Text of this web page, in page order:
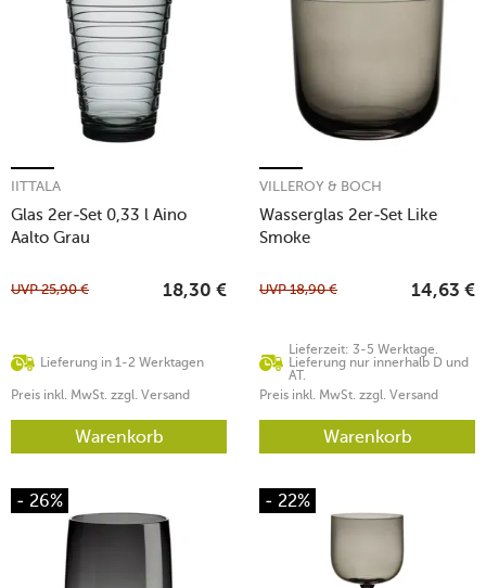
Glas 2er-Set 0,33 l Aino
Aalto Grau
IITTALA
Lieferung in 1-2 Werktagen
UVP25,90 € 18,30 €
Preis inkl. MwSt. zzgl. Versand
Warenkorb
Wasserglas 2er-Set Like
Smoke
VILLEROY & BOCH
Lieferzeit: 3-5 Werktage.
Lieferung nur innerhalb D und
AT.
UVP18,90 € 14,63 €
Preis inkl. MwSt. zzgl. Versand
Warenkorb
- 26% - 22%